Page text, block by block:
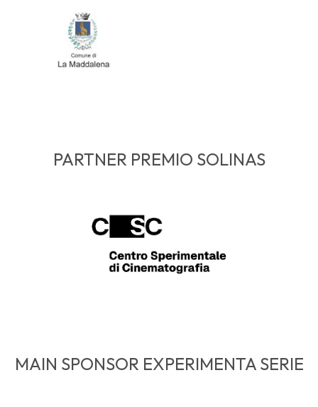
PARTNER PREMIO SOLINAS
MAIN SPONSOR EXPERIMENTA SERIE